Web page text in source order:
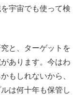
宇宙でも使って検
と、ターゲットを
あります。今はわ
もしれないから、
は何十年も保管し